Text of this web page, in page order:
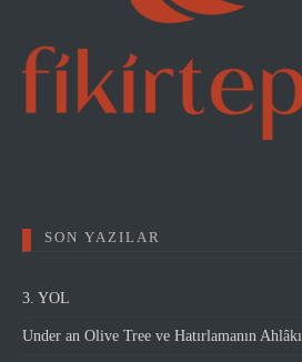
SON YAZILAR
3. YOL
Under an Olive Tree ve Hatırlamanın Ahlâkı